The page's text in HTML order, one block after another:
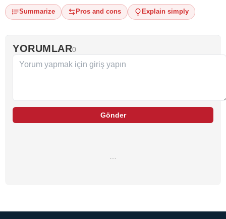
Summarize Pros and cons Explain simply
YORUMLAR0
Gönder